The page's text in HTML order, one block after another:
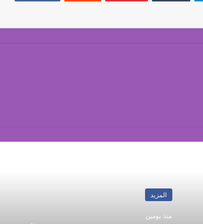
المزيد
منذ يومين